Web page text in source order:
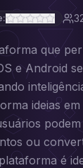
que
e Android
ideias
ou
é